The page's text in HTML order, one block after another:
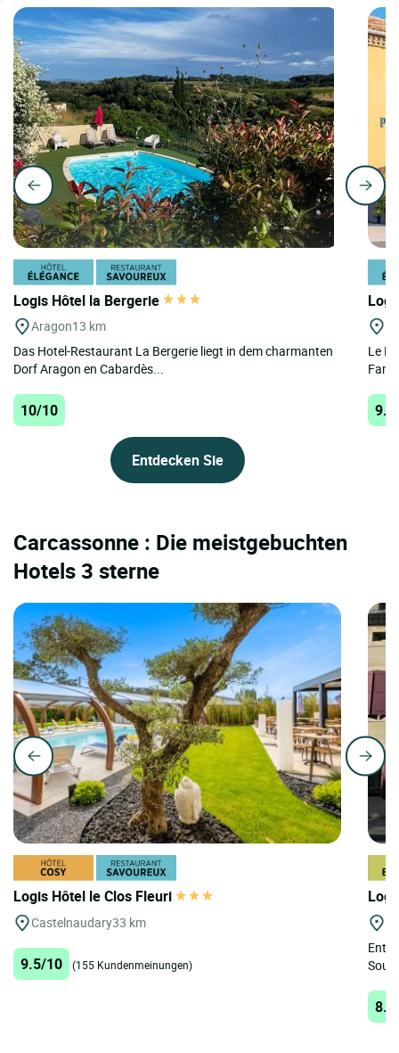
Logis Hôtel la Bergerie
Aragon13 km
Das Hotel-Restaurant La Bergerie liegt in dem charmanten
Dorf Aragon en Cabardès...
10/10
Entdecken Sie
Le
Carcassonne : Die meistgebuchten
Hotels 3 sterne
Logis Hôtel le Clos Fleuri
Castelnaudary33 km
9.5/10 (155 Kundenmeinungen)